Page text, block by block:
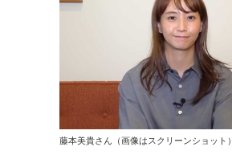
藤本美貴さん（画像はスクリーンショット）